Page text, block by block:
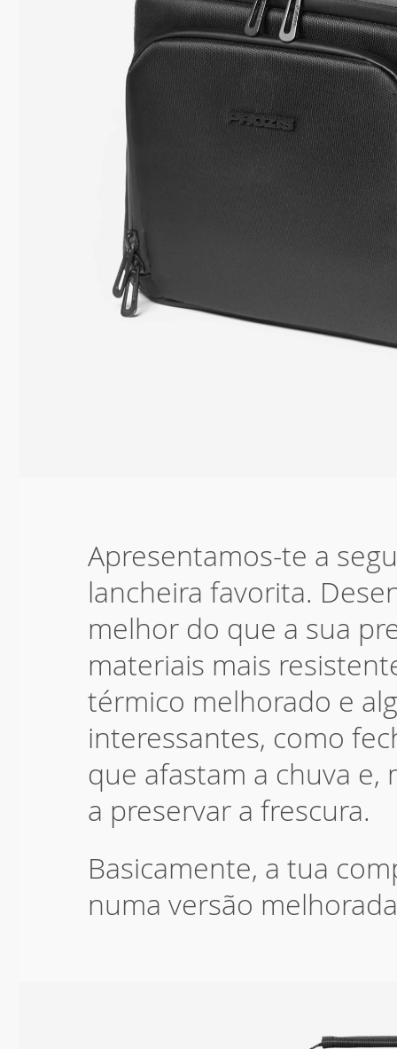
Apresentamos-te a
lancheira favorita.
melhor do que a sua
materiais mais
térmico melhorado e
interessantes, como
que afastam a chuva
a preservar a frescura.
Basicamente, a tua
numa versão